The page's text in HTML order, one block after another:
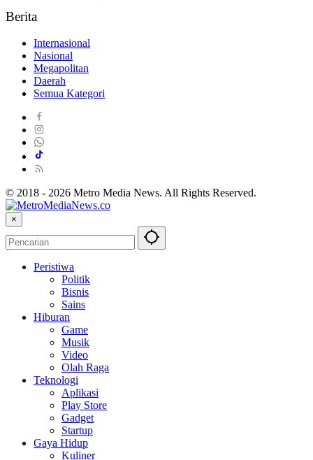
Berita
Internasional
Nasional
Megapolitan
Daerah
Semua Kategori
© 2018 - 2026 Metro Media News. All Rights Reserved.
×
Peristiwa
Politik
Bisnis
Sains
Hiburan
Game
Musik
Video
Olah Raga
Teknologi
Aplikasi
Play Store
Gadget
Startup
Gaya Hidup
Kuliner